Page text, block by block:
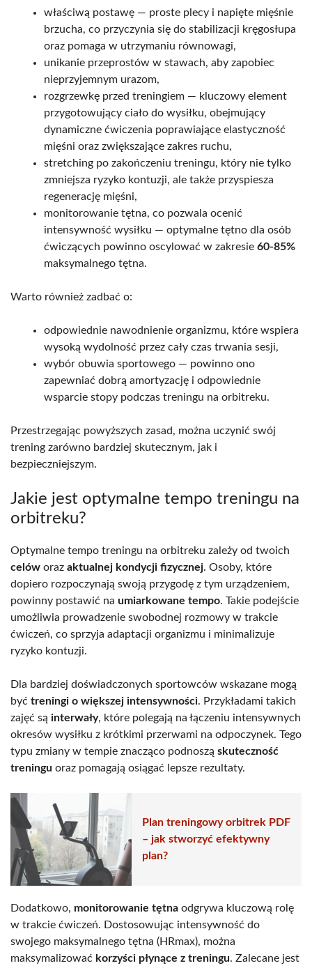
właściwą postawę — proste plecy i napięte mięśnie
brzucha, co przyczynia się do stabilizacji kręgosłupa
oraz pomaga w utrzymaniu równowagi,
unikanie przeprostów w stawach, aby zapobiec
nieprzyjemnym urazom,
rozgrzewkę przed treningiem — kluczowy element
przygotowujący ciało do wysiłku, obejmujący
dynamiczne ćwiczenia poprawiające elastyczność
mięśni oraz zwiększające zakres ruchu,
stretching po zakończeniu treningu, który nie tylko
zmniejsza ryzyko kontuzji, ale także przyspiesza
regenerację mięśni,
monitorowanie tętna, co pozwala ocenić
intensywność wysiłku — optymalne tętno dla osób
ćwiczących powinno oscylować w zakresie 60-85%
maksymalnego tętna.
Warto również zadbać o:
odpowiednie nawodnienie organizmu, które wspiera
wysoką wydolność przez cały czas trwania sesji,
wybór obuwia sportowego — powinno ono
zapewniać dobrą amortyzację i odpowiednie
wsparcie stopy podczas treningu na orbitreku.
Przestrzegając powyższych zasad, można uczynić swój
trening zarówno bardziej skutecznym, jak i
bezpieczniejszym.
Jakie jest optymalne tempo treningu na
orbitreku?
Optymalne tempo treningu na orbitreku zależy od twoich
celów oraz aktualnej kondycji fizycznej. Osoby, które
dopiero rozpoczynają swoją przygodę z tym urządzeniem,
powinny postawić na umiarkowane tempo. Takie podejście
umożliwia prowadzenie swobodnej rozmowy w trakcie
ćwiczeń, co sprzyja adaptacji organizmu i minimalizuje
ryzyko kontuzji.
Dla bardziej doświadczonych sportowców wskazane mogą
być treningi o większej intensywności. Przykładami takich
zajęć są interwały, które polegają na łączeniu intensywnych
okresów wysiłku z krótkimi przerwami na odpoczynek. Tego
typu zmiany w tempie znacząco podnoszą skuteczność
treningu oraz pomagają osiągać lepsze rezultaty.
Plan treningowy orbitrek PDF
– jak stworzyć efektywny
plan?
Dodatkowo, monitorowanie tętna odgrywa kluczową rolę
w trakcie ćwiczeń. Dostosowując intensywność do
swojego maksymalnego tętna (HRmax), można
maksymalizować korzyści płynące z treningu. Zalecane jest